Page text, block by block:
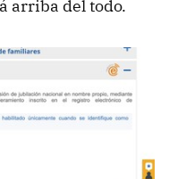
arriba del todo.